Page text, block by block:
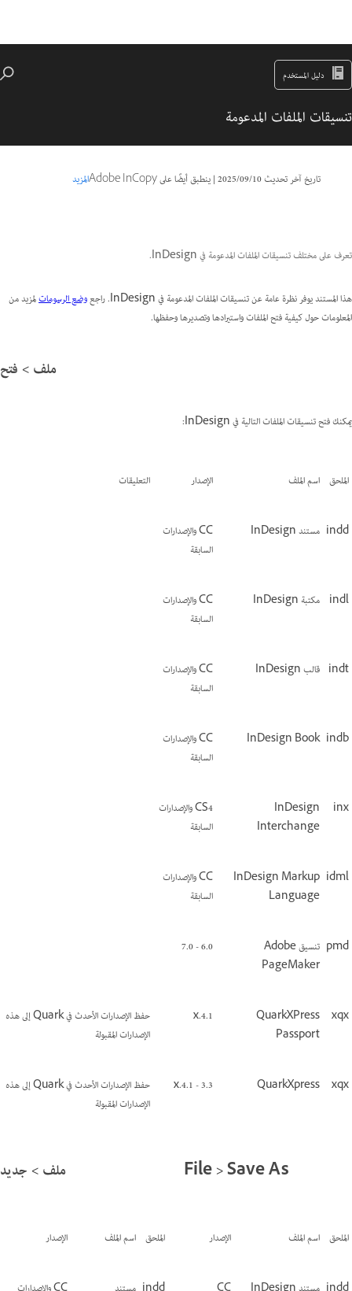
دليل المستخدم
تنسيقات الملفات المدعومة
تاريخ آخر تحديث10‏/09‏/2025
|ينطبق أيضًا على Adobe InCopy المزيد
تعرف على مختلف تنسيقات الملفات المدعومة في InDesign.
هذا المستند يوفر نظرة عامة عن تنسيقات الملفات المدعومة في InDesign. راجع وضع الرسوماتلمزيد من
المعلومات حول كيفية فتح الملفات واستيرادها وتصديرها وحفظها.
ملف > فتح
يمكنك فتح تنسيقات الملفات التالية في InDesign:
الملحق اسم الملف الإصدار التعليقات
indd مستند InDesign
CC والإصدارات
السابقة
indl مكتبة InDesign
CC والإصدارات
السابقة
indt قالب InDesign
CC والإصدارات
السابقة
indb
InDesign Book
CC والإصدارات
السابقة
inx
InDesign
Interchange
CS4 والإصدارات
السابقة
idml
InDesign Markup
Language
CC والإصدارات
السابقة
pmd
تنسيق Adobe
PageMaker
6.0 - 7.0
xqx
QuarkXPress
Passport
4.1.x
حفظ الإصدارات الأحدث في Quark إلى هذه
الإصدارات المقبولة
xqx
QuarkXpress
3.3 - 4.1.x
حفظ الإصدارات الأحدث في Quark إلى هذه
الإصدارات المقبولة
File > Save As
الملحق اسم الملف الإصدار
ملف > جديد
الملحق اسم الملف الإصدار